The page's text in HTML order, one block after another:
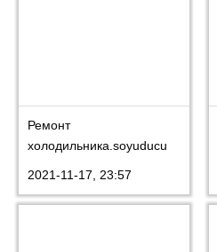
Ремонт
холодильника.soyuducu
2021-11-17, 23:57